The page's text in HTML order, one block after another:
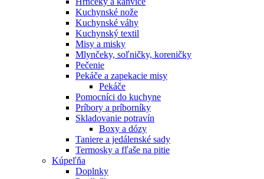
Kuchynské nože
Kuchynské váhy
Kuchynský textil
Misy a misky
Mlynčeky, soľničky, koreničky
Pečenie
Pekáče a zapekacie misy
Pekáče
Pomocníci do kuchyne
Príbory a príborníky
Skladovanie potravín
Boxy a dózy
Taniere a jedálenské sady
Termosky a fľaše na pitie
Kúpeľňa
Doplnky